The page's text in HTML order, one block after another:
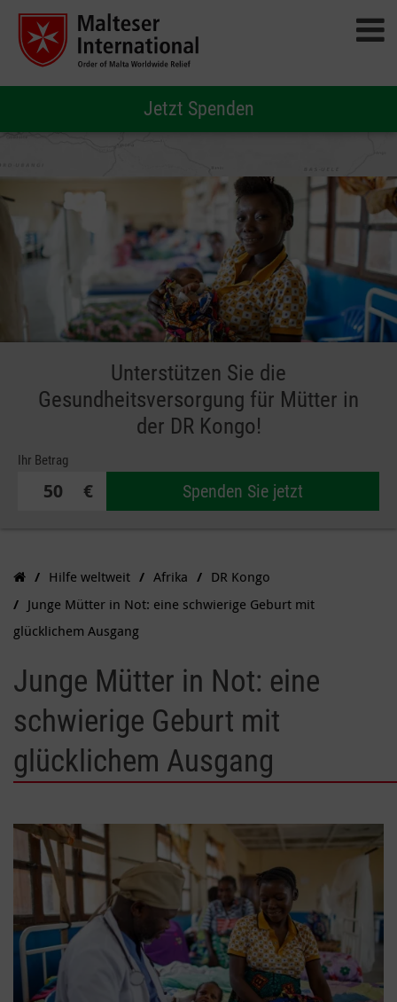
Jetzt Spenden
Unterstützen Sie die
Gesundheitsversorgung für Mütter in
der DR Kongo!
Ihr Betrag
€ Spenden Sie jetzt
Hilfe weltweit Afrika
DR Kongo
Junge Mütter in Not: eine schwierige Geburt mit
glücklichem Ausgang
Junge Mütter in Not: eine
schwierige Geburt mit
glücklichem Ausgang